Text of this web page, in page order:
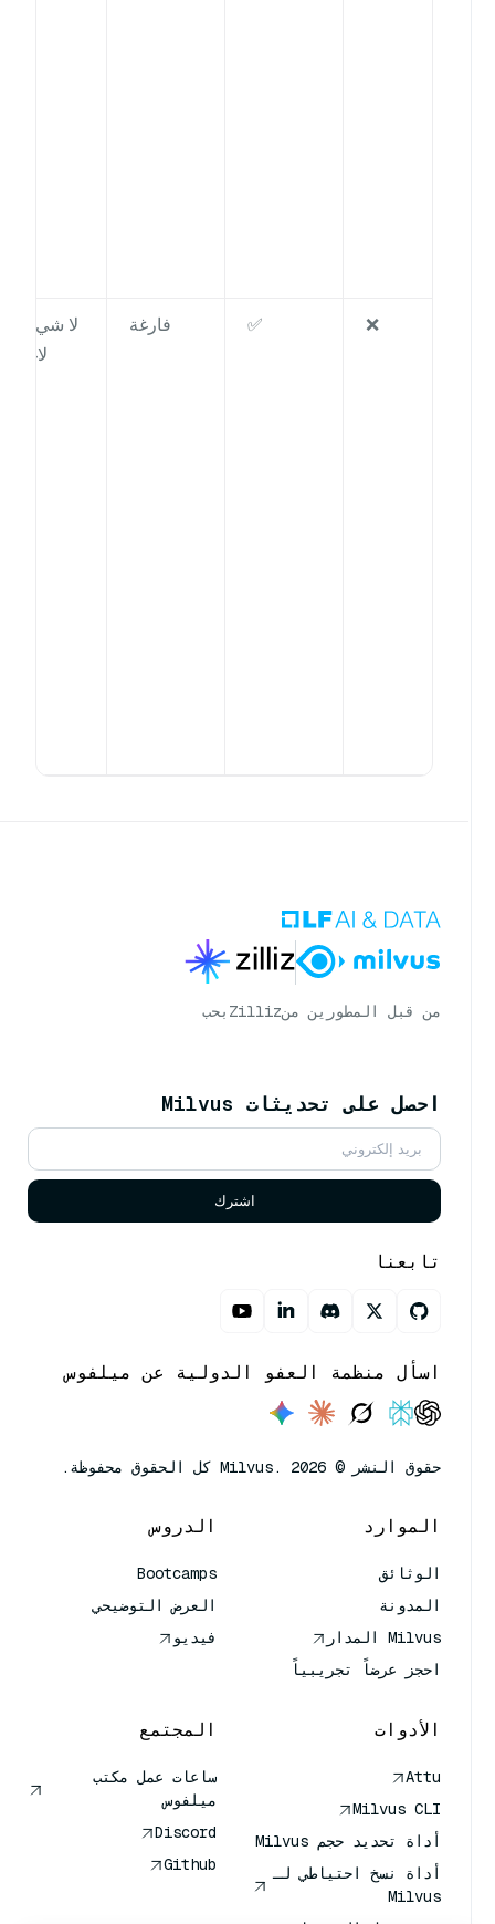
❌
✅ فارغة
لا شيء /
لاغية
من قبل المطورين منZilliz بحب
احصل على تحديثات Milvus
اشترك
تابعنا
اسأل منظمة العفو الدولية عن ميلفوس
حقوق النشر © Milvus. 2026 كل الحقوق محفوظة.
الموارد
الوثائق
المدونة
Milvus المدار
احجز عرضاً تجريبياً
الدروس
Bootcamps
العرض التوضيحي
فيديو
الأدوات
Attu
Milvus CLI
أداة تحديد حجم Milvus
أداة نسخ احتياطي لـ
Milvus
المجتمع
ساعات عمل مكتب
ميلفوس
Discord
Github